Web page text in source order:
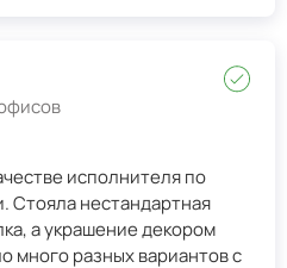
исполнителя по
Стояла нестандартная
а украшение декором